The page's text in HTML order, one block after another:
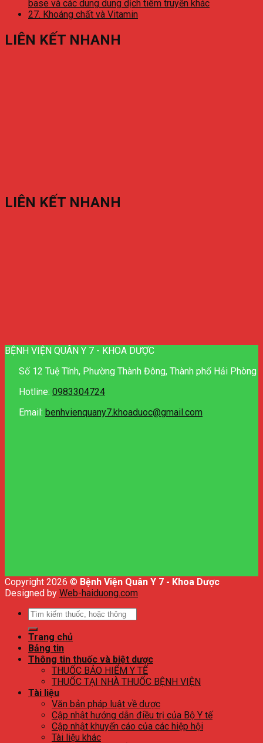
base và các dung dung dịch tiêm truyền khác
27. Khoáng chất và Vitamin
LIÊN KẾT NHANH
LIÊN KẾT NHANH
BỆNH VIỆN QUÂN Y 7 - KHOA DƯỢC
Số 12 Tuệ Tĩnh, Phường Thành Đông, Thành phố Hải Phòng
Hotline: 0983304724
Email: benhvienquany7.khoaduoc@gmail.com
Copyright 2026 © Bệnh Viện Quân Y 7 - Khoa Dược
Designed by Web-haiduong.com
Tìm
kiếm:
Trang chủ
Bảng tin
Thông tin thuốc và biệt dược
THUỐC BẢO HIỂM Y TẾ
THUỐC TẠI NHÀ THUỐC BỆNH VIỆN
Tài liệu
Văn bản pháp luật về dược
Cập nhật hướng dẫn điều trị của Bộ Y tế
Cập nhật khuyến cáo của các hiệp hội
Tài liệu khác